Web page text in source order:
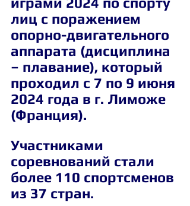
лиц с поражением
опорно-двигательного
аппарата (дисциплина
– плавание), который
проходил с 7 по 9 июня
2024 года в г. Лиможе
(Франция).
Участниками
соревнований стали
более 110 спортсменов
из 37 стран.